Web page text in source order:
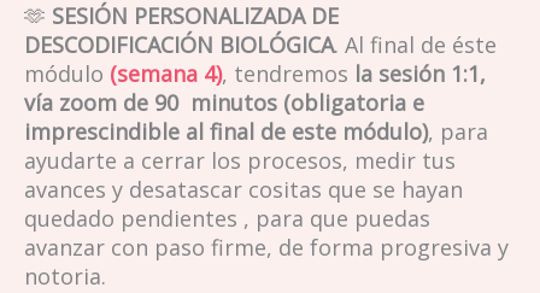
🫶 SESIÓN PERSONALIZADA DE
DESCODIFICACIÓN BIOLÓGICA. Al final de éste
módulo (semana 4), tendremos la sesión 1:1,
vía zoom de 90 minutos (obligatoria e
imprescindible al final de este módulo), para
ayudarte a cerrar los procesos, medir tus
avances y desatascar cositas que se hayan
quedado pendientes , para que puedas
avanzar con paso firme, de forma progresiva y
notoria.